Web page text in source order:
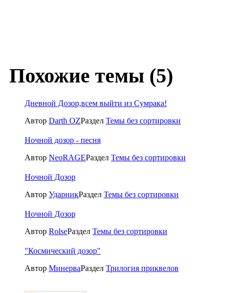
Похожие темы (5)
Дневной Дозор,всем выйти из Сумрака!
Автор Darth OZРаздел Темы без сортировки
Ночной дозор - песня
Автор NeoRAGEРаздел Темы без сортировки
Ночной Дозор
Автор УдарникРаздел Темы без сортировки
Ночной Дозор
Автор RolseРаздел Темы без сортировки
"Космический дозор"
Автор МинерваРаздел Трилогия приквелов